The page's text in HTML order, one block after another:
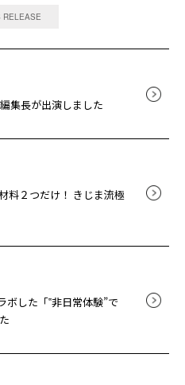
RELEASE
集長が出演しました
料２つだけ！ きじま流極
ボした「‟非日常体験”で